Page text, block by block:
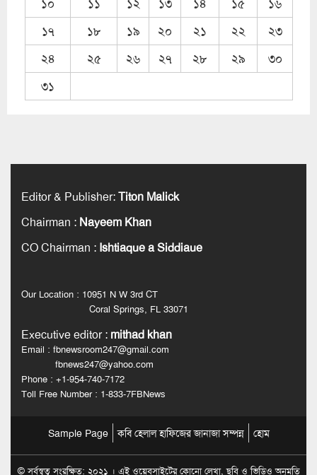
১০
১১ ১২ ১৩ ১৪ ১৫
১৬
১৭
১৮ ১৯ ২০ ২১ ২২
২৩
২৪
২৫ ২৬ ২৭ ২৮ ২৯
৩০
৩১
Editor & Publisher:Titon Malick
Chairman : Nayeem Khan
CO Chairman : Ishtiaque a Siddiaue
Our Location : 10951 N W 3rd CT
Coral Springs, FL 33071
Executive editor: mithad khan
Email : fbnewsroom247@gmail.com
fbnews247@yahoo.com
Phone : +1-954-740-7172
Toll Free Number : 1-833-7FBNews
Sample Page কবি হেলাল হাফিজের জানাজা সম্পন্ন হোম
© সর্বস্বত্ব সংরক্ষিত: ২০২১ । এই ওয়েবসাইটের কোনো লেখা, ছবি ও ভিডিও অনুমতি